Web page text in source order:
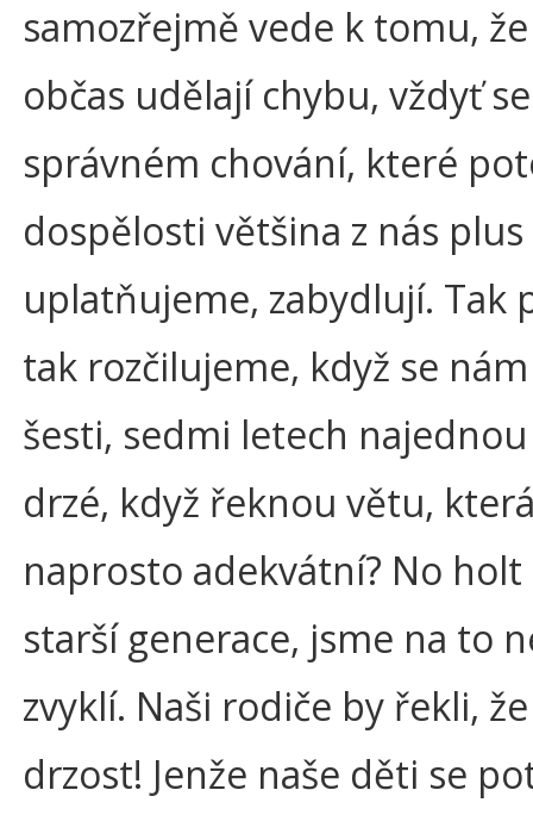
samozřejmě vede k tomu,
občas udělají chybu, vždyť
správném chování, které
dospělosti většina z nás
uplatňujeme, zabydlují. Tak
tak rozčilujeme, když se
šesti, sedmi letech
drzé, když řeknou větu,
naprosto adekvátní? No holt
starší generace, jsme na to
zvyklí. Naši rodiče by řekli,
drzost! Jenže naše děti se